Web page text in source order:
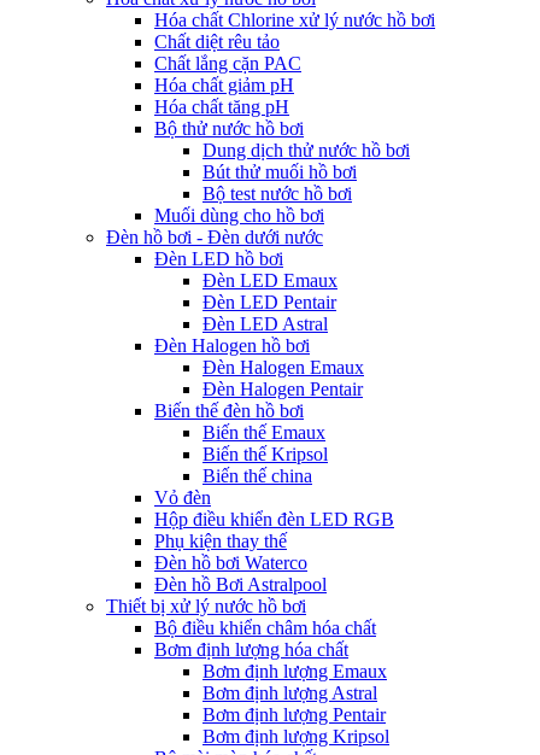
Hóa chất Chlorine xử lý nước hồ bơi
Chất diệt rêu tảo
Chất lắng cặn PAC
Hóa chất giảm pH
Hóa chất tăng pH
Bộ thử nước hồ bơi
Dung dịch thử nước hồ bơi
Bút thử muối hồ bơi
Bộ test nước hồ bơi
Muối dùng cho hồ bơi
Đèn hồ bơi - Đèn dưới nước
Đèn LED hồ bơi
Đèn LED Emaux
Đèn LED Pentair
Đèn LED Astral
Đèn Halogen hồ bơi
Đèn Halogen Emaux
Đèn Halogen Pentair
Biến thế đèn hồ bơi
Biến thế Emaux
Biến thế Kripsol
Biến thế china
Vỏ đèn
Hộp điều khiển đèn LED RGB
Phụ kiện thay thế
Đèn hồ bơi Waterco
Đèn hồ Bơi Astralpool
Thiết bị xử lý nước hồ bơi
Bộ điều khiển châm hóa chất
Bơm định lượng hóa chất
Bơm định lượng Emaux
Bơm định lượng Astral
Bơm định lượng Pentair
Bơm định lượng Kripsol